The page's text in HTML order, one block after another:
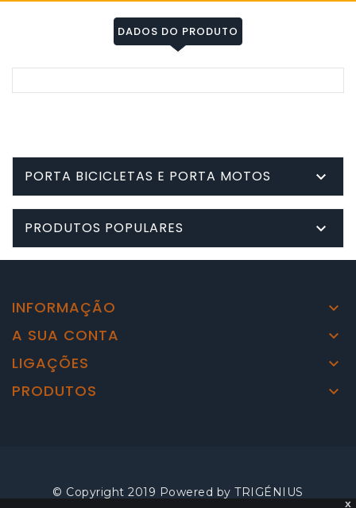
DADOS DO PRODUTO
PORTA BICICLETAS E PORTA MOTOS 
PRODUTOS POPULARES 
INFORMAÇÃO 
A SUA CONTA 
LIGAÇÕES 
PRODUTOS 
© Copyright 2019 Powered byTRIGÉNIUS
x